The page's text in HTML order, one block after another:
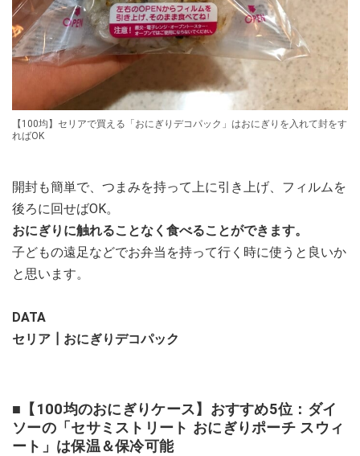
【100均】セリアで買える「おにぎりデコパック」はおにぎりを入れて封をす
ればOK
開封も簡単で、つまみを持って上に引き上げ、フィルムを
後ろに回せばOK。
おにぎりに触れることなく食べることができます。
子どもの遠足などでお弁当を持って行く時に使うと良いか
と思います。
DATA
セリア┃おにぎりデコパック
■【100均のおにぎりケース】おすすめ5位：ダイ
ソーの「セサミストリート おにぎりポーチ スウィ
ート」は保温＆保冷可能